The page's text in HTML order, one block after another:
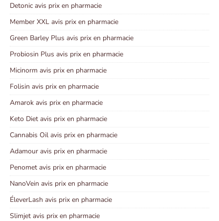
Detonic avis prix en pharmacie
Member XXL avis prix en pharmacie
Green Barley Plus avis prix en pharmacie
Probiosin Plus avis prix en pharmacie
Micinorm avis prix en pharmacie
Folisin avis prix en pharmacie
Amarok avis prix en pharmacie
Keto Diet avis prix en pharmacie
Cannabis Oil avis prix en pharmacie
Adamour avis prix en pharmacie
Penomet avis prix en pharmacie
NanoVein avis prix en pharmacie
ÉleverLash avis prix en pharmacie
Slimjet avis prix en pharmacie